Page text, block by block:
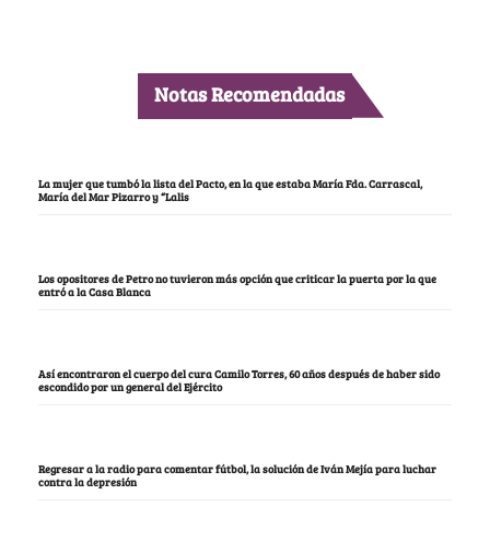
Notas Recomendadas
La mujer que tumbó la lista del Pacto, en la que estaba María Fda. Carrascal,
María del Mar Pizarro y “Lalis
Los opositores de Petro no tuvieron más opción que criticar la puerta por la que
entró a la Casa Blanca
Así encontraron el cuerpo del cura Camilo Torres, 60 años después de haber sido
escondido por un general del Ejército
Regresar a la radio para comentar fútbol, la solución de Iván Mejía para luchar
contra la depresión